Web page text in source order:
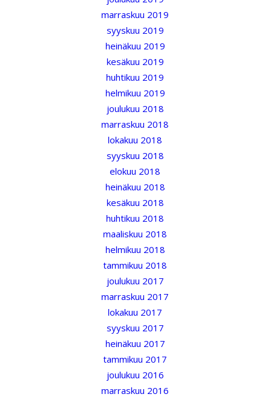
marraskuu 2019
syyskuu 2019
heinäkuu 2019
kesäkuu 2019
huhtikuu 2019
helmikuu 2019
joulukuu 2018
marraskuu 2018
lokakuu 2018
syyskuu 2018
elokuu 2018
heinäkuu 2018
kesäkuu 2018
huhtikuu 2018
maaliskuu 2018
helmikuu 2018
tammikuu 2018
joulukuu 2017
marraskuu 2017
lokakuu 2017
syyskuu 2017
heinäkuu 2017
tammikuu 2017
joulukuu 2016
marraskuu 2016